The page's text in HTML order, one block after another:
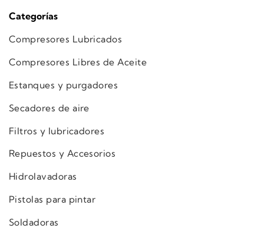
Categorías
Compresores Lubricados
Compresores Libres de Aceite
Estanques y purgadores
Secadores de aire
Filtros y lubricadores
Repuestos y Accesorios
Hidrolavadoras
Pistolas para pintar
Soldadoras